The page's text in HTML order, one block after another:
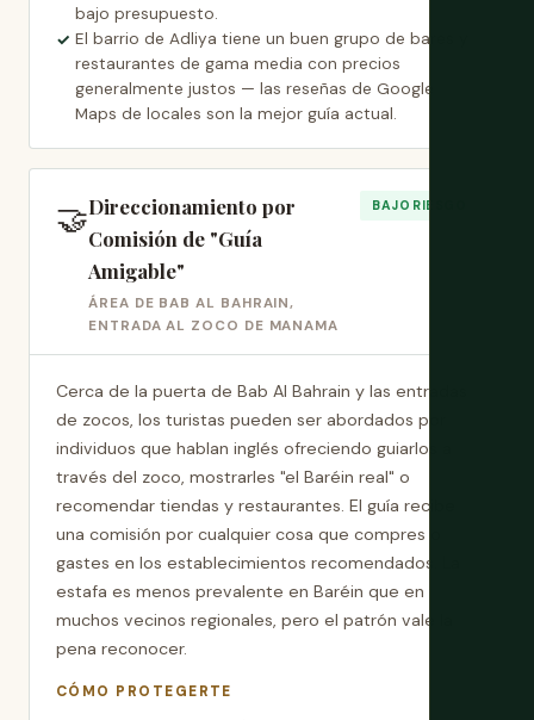
bajo presupuesto.
El barrio de Adliya tiene un buen grupo de bares y
restaurantes de gama media con precios
generalmente justos — las reseñas de Google
Maps de locales son la mejor guía actual.
🤝Direccionamiento por
Comisión de "Guía
Amigable"
ÁREA DE BAB AL BAHRAIN,
ENTRADA AL ZOCO DE MANAMA
BAJO RIESGO
Cerca de la puerta de Bab Al Bahrain y las entradas
de zocos, los turistas pueden ser abordados por
individuos que hablan inglés ofreciendo guiarlos a
través del zoco, mostrarles "el Baréin real" o
recomendar tiendas y restaurantes. El guía recibe
una comisión por cualquier cosa que compres o
gastes en los establecimientos recomendados. La
estafa es menos prevalente en Baréin que en
muchos vecinos regionales, pero el patrón vale la
pena reconocer.
CÓMO PROTEGERTE